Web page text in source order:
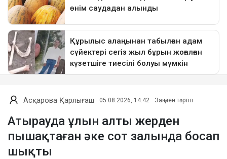
Асқарова Қарлығаш 05.08.2026, 14:42 Заң мен тәртіп
Атырауда ұлын алты жерден
пышақтаған әке сот залында босап
шықты